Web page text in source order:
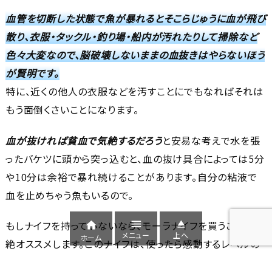
血管を切断した状態で魚が暴れるとそこらじゅうに血が飛び
散り、衣服・タックル・釣り場・船内が汚れたりして掃除など
色々大変なので、脳破壊しないままの血抜きはやらないほう
が賢明です。
特に、近くの他人の衣服などを汚すことにでもなればそれは
もう面倒くさいことになります。
血が抜ければ貧血で気絶するだろうと安易な考えで水を張
ったバケツに頭から突っ込むと、血の抜け具合によっては5分
や10分は余裕で暴れ続けることがあります。自分の粘液で
血を止めちゃう魚もいるので。
もしナイフを持っていないなら、モーラナイフを買うことを超
絶オススメします。このナイフは、使ったら感動するレベルの

ホーム

メニュー

上へ